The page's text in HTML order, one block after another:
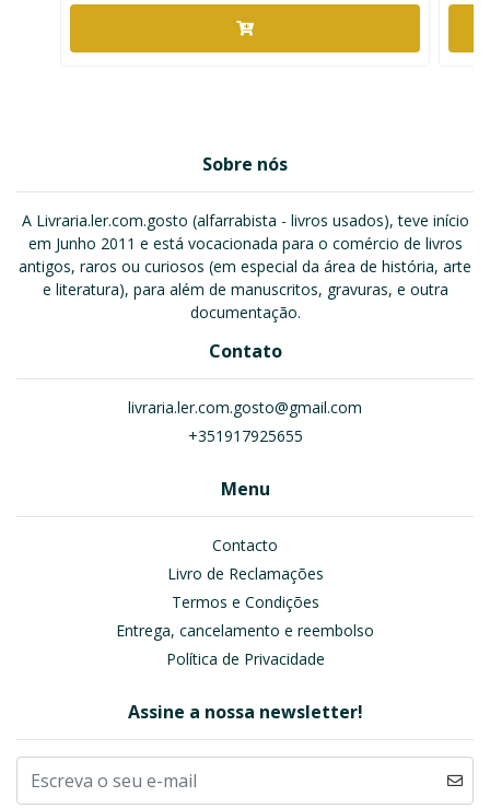
Sobre nós
A Livraria.ler.com.gosto (alfarrabista - livros usados), teve início
em Junho 2011 e está vocacionada para o comércio de livros
antigos, raros ou curiosos (em especial da área de história, arte
e literatura), para além de manuscritos, gravuras, e outra
documentação.
Contato
livraria.ler.com.gosto@gmail.com
+351917925655
Menu
Contacto
Livro de Reclamações
Termos e Condições
Entrega, cancelamento e reembolso
Política de Privacidade
Assine a nossa newsletter!